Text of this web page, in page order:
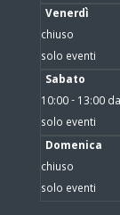
Venerdì
chiuso
solo eventi
Sabato
10:00 - 13:00
solo eventi
Domenica
chiuso
solo eventi